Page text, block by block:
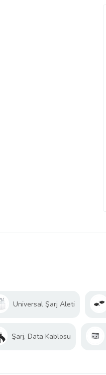
Universal Şarj Aleti
Şarj, Data Kablosu